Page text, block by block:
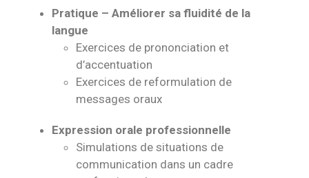
Pratique – Améliorer sa fluidité de la
langue
Exercices de prononciation et
d’accentuation
Exercices de reformulation de
messages oraux
Expression orale professionnelle
Simulations de situations de
communication dans un cadre